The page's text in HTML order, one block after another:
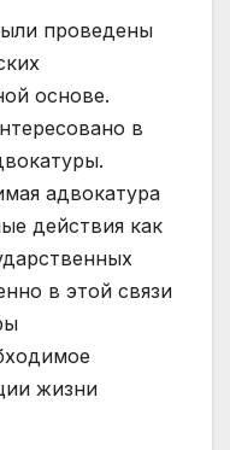
проведены
основе.
в
адвокатура
действия как
в этой связи
жизни